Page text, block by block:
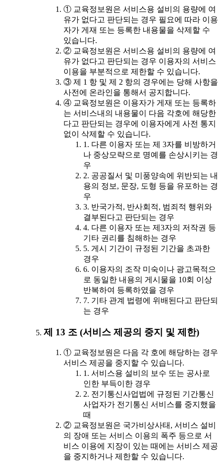
① 교육정보원은 서비스용 설비의 용량에 여
유가 없다고 판단되는 경우 필요에 따라 이용
자가 게재 또는 등록한 내용물을 삭제할 수
있습니다.
② 교육정보원은 서비스용 설비의 용량에 여
유가 없다고 판단되는 경우 이용자의 서비스
이용을 부분적으로 제한할 수 있습니다.
③ 제 1 항 및 제 2 항의 경우에는 당해 사항을
사전에 온라인을 통해서 공지합니다.
④ 교육정보원은 이용자가 게재 또는 등록하
는 서비스내의 내용물이 다음 각호에 해당한
다고 판단되는 경우에 이용자에게 사전 통지
없이 삭제할 수 있습니다.
1. 다른 이용자 또는 제 3자를 비방하거
나 중상모략으로 명예를 손상시키는 경
우
2. 공공질서 및 미풍양속에 위반되는 내
용의 정보, 문장, 도형 등을 유포하는 경
우
3. 반국가적, 반사회적, 범죄적 행위와
결부된다고 판단되는 경우
4. 다른 이용자 또는 제3자의 저작권 등
기타 권리를 침해하는 경우
5. 게시 기간이 규정된 기간을 초과한
경우
6. 이용자의 조작 미숙이나 광고목적으
로 동일한 내용의 게시물을 10회 이상
반복하여 등록하였을 경우
7. 기타 관계 법령에 위배된다고 판단되
는 경우
제 13 조 (서비스 제공의 중지 및 제한)
① 교육정보원은 다음 각 호에 해당하는 경우
서비스 제공을 중지할 수 있습니다.
1. 서비스용 설비의 보수 또는 공사로
인한 부득이한 경우
2. 전기통신사업법에 규정된 기간통신
사업자가 전기통신 서비스를 중지했을
때
② 교육정보원은 국가비상사태, 서비스 설비
의 장애 또는 서비스 이용의 폭주 등으로 서
비스 이용에 지장이 있는 때에는 서비스 제공
을 중지하거나 제한할 수 있습니다.